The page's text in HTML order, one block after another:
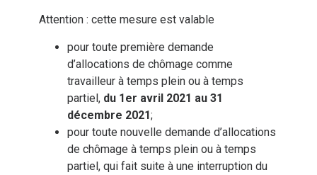
Attention : cette mesure est valable
pour toute première demande
d’allocations de chômage comme
travailleur à temps plein ou à temps
partiel, du 1er avril 2021 au 31
décembre 2021;
pour toute nouvelle demande d’allocations
de chômage à temps plein ou à temps
partiel, qui fait suite à une interruption du